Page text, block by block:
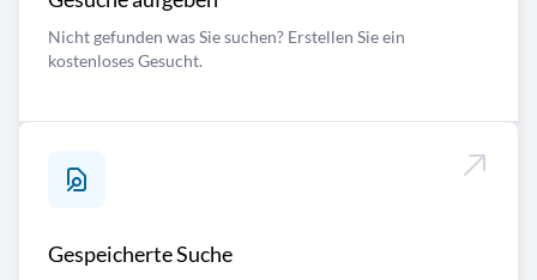
Nicht gefunden was Sie suchen? Erstellen Sie ein
kostenloses Gesucht.
Gespeicherte Suche